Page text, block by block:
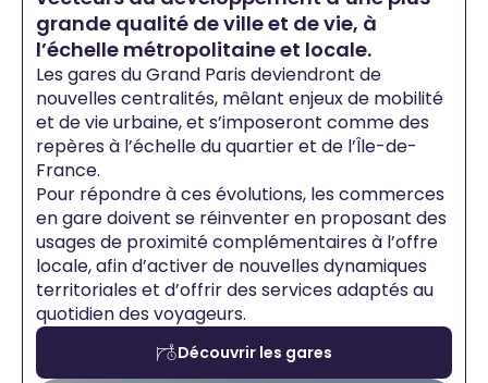
grande qualité de ville et de vie, à
l’échelle métropolitaine et locale.
Les gares du Grand Paris deviendront de
nouvelles centralités, mêlant enjeux de mobilité
et de vie urbaine, et s’imposeront comme des
repères à l’échelle du quartier et de l’Île-de-
France.
Pour répondre à ces évolutions, les commerces
en gare doivent se réinventer en proposant des
usages de proximité complémentaires à l’offre
locale, afin d’activer de nouvelles dynamiques
territoriales et d’offrir des services adaptés au
quotidien des voyageurs.
Découvrir les gares